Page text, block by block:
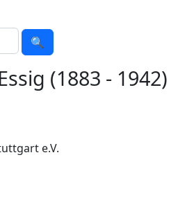
🔍
(1883 - 1942)
e.V.